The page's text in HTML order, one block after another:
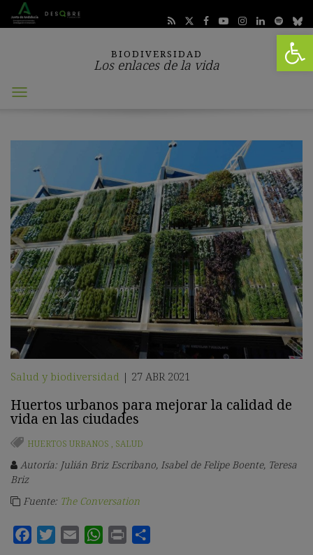
Abrir
BIODIVERSIDAD
Los enlaces de la vida
Abrir
Salud y biodiversidad | 27 ABR 2021
Huertos urbanos para mejorar la calidad de
vida en las ciudades
HUERTOS URBANOS , SALUD
Autoría: Julián Briz Escribano, Isabel de Felipe Boente, Teresa
Briz
Fuente: The Conversation